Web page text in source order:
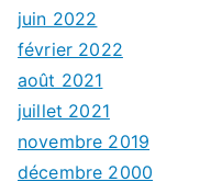
juin 2022
février 2022
août 2021
juillet 2021
novembre 2019
décembre 2000